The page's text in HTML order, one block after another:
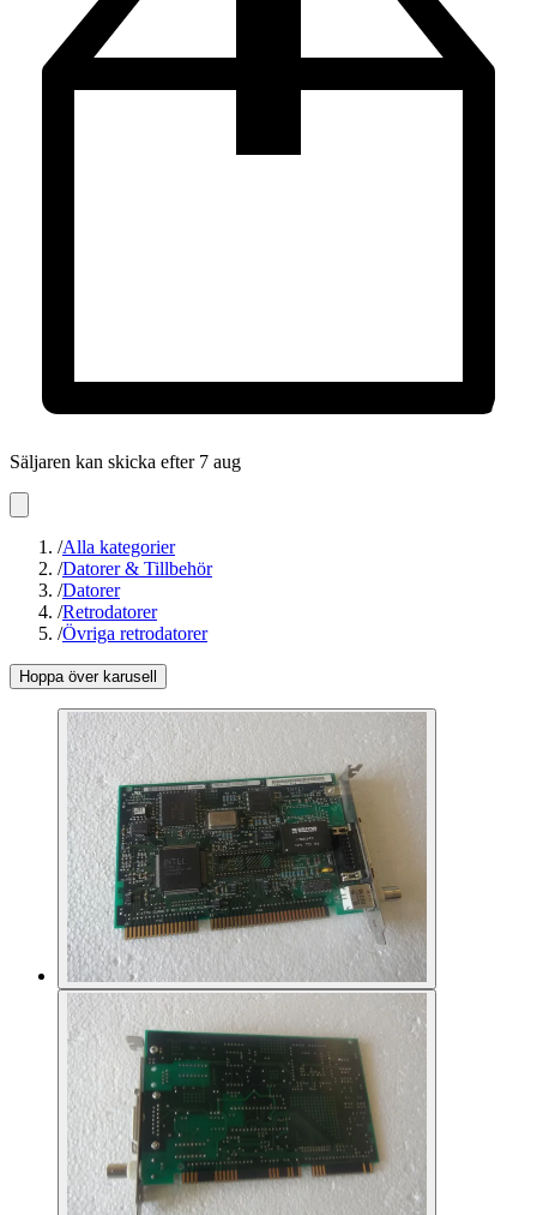
Säljaren kan skicka efter 7 aug
/Alla kategorier
/Datorer & Tillbehör
/Datorer
/Retrodatorer
/Övriga retrodatorer
Hoppa över karusell